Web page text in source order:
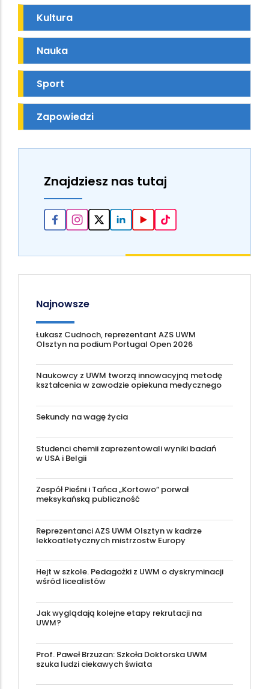
Kultura
Nauka
Sport
Zapowiedzi
Znajdziesz nas tutaj
Najnowsze
Łukasz Cudnoch, reprezentant AZS UWM
Olsztyn na podium Portugal Open 2026
Naukowcy z UWM tworzą innowacyjną metodę
kształcenia w zawodzie opiekuna medycznego
Sekundy na wagę życia
Studenci chemii zaprezentowali wyniki badań
w USA i Belgii
Zespół Pieśni i Tańca „Kortowo” porwał
meksykańską publiczność
Reprezentanci AZS UWM Olsztyn w kadrze
lekkoatletycznych mistrzostw Europy
Hejt w szkole. Pedagożki z UWM o dyskryminacji
wśród licealistów
Jak wyglądają kolejne etapy rekrutacji na
UWM?
Prof. Paweł Brzuzan: Szkoła Doktorska UWM
szuka ludzi ciekawych świata